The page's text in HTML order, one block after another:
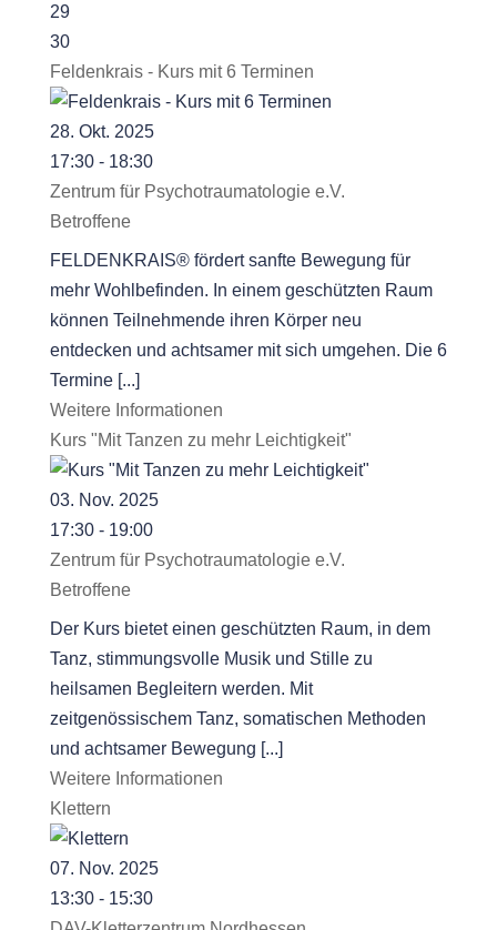
29
30
Feldenkrais - Kurs mit 6 Terminen
28. Okt. 2025
17:30 - 18:30
Zentrum für Psychotraumatologie e.V.
Betroffene
FELDENKRAIS® fördert sanfte Bewegung für
mehr Wohlbefinden. In einem geschützten Raum
können Teilnehmende ihren Körper neu
entdecken und achtsamer mit sich umgehen. Die 6
Termine [...]
Weitere Informationen
Kurs "Mit Tanzen zu mehr Leichtigkeit"
03. Nov. 2025
17:30 - 19:00
Zentrum für Psychotraumatologie e.V.
Betroffene
Der Kurs bietet einen geschützten Raum, in dem
Tanz, stimmungsvolle Musik und Stille zu
heilsamen Begleitern werden. Mit
zeitgenössischem Tanz, somatischen Methoden
und achtsamer Bewegung [...]
Weitere Informationen
Klettern
07. Nov. 2025
13:30 - 15:30